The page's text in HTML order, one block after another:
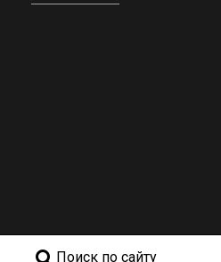
Поиск по сайту